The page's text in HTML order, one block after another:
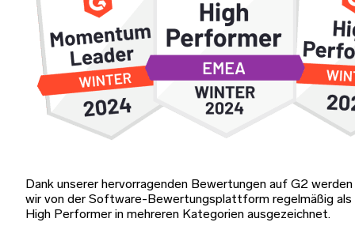
Dank unserer hervorragenden Bewertungen auf G2 werden
wir von der Software-Bewertungsplattform regelmäßig als
High Performer in mehreren Kategorien ausgezeichnet.